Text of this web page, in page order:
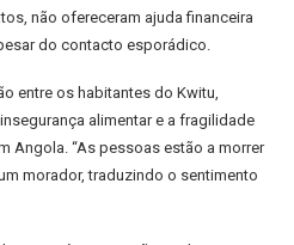
não ofereceram ajuda financeira
do contacto esporádico.
entre os habitantes do Kwitu,
alimentar e a fragilidade
Angola. “As pessoas estão a morrer
morador, traduzindo o sentimento